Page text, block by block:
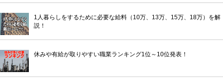
1人暮らしをするために必要な給料（10万、13万、15万、18万）を解
説！
休みや有給が取りやすい職業ランキング1位～10位発表！